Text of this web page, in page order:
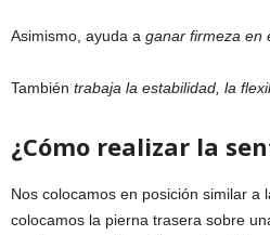
Asimismo, ayuda a ganar firmeza en
También trabaja la estabilidad, la
¿Cómo realizar la
Nos colocamos en posición similar a
colocamos la pierna trasera sobre